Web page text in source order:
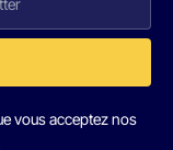
vous acceptez nos